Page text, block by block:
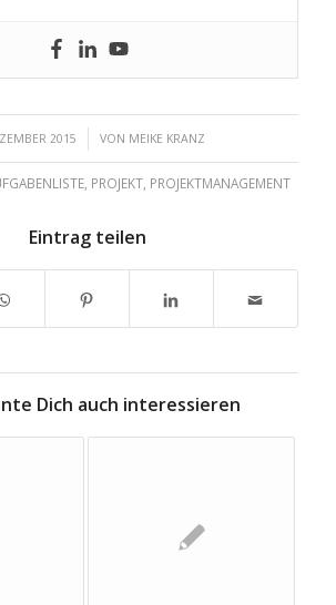
2015
/ VON MEIKE KRANZ
, PROJEKT, PROJEKTMANAGEMENT
Eintrag teilen
Dich auch interessieren